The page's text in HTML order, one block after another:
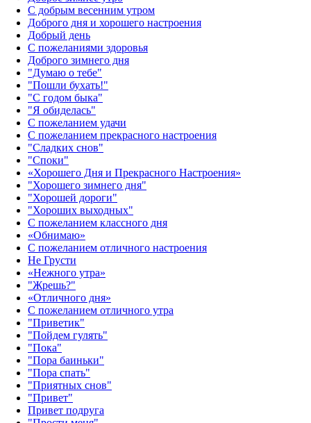
С добрым весенним утром
Доброго дня и хорошего настроения
Добрый день
С пожеланиями здоровья
Доброго зимнего дня
"Думаю о тебе"
"Пошли бухать!"
"С годом быка"
"Я обиделась"
С пожеланием удачи
С пожеланием прекрасного настроения
"Сладких снов"
"Споки"
«Хорошего Дня и Прекрасного Настроения»
"Хорошего зимнего дня"
"Хорошей дороги"
"Хороших выходных"
С пожеланием классного дня
«Обнимаю»
С пожеланием отличного настроения
Не Грусти
«Нежного утра»‎
"Жрешь?"
«Отличного дня»‎
С пожеланием отличного утра
"Приветик"
"Пойдем гулять"
"Пока"
"Пора баиньки"
"Пора спать"
"Приятных снов"
"Привет"
Привет подруга